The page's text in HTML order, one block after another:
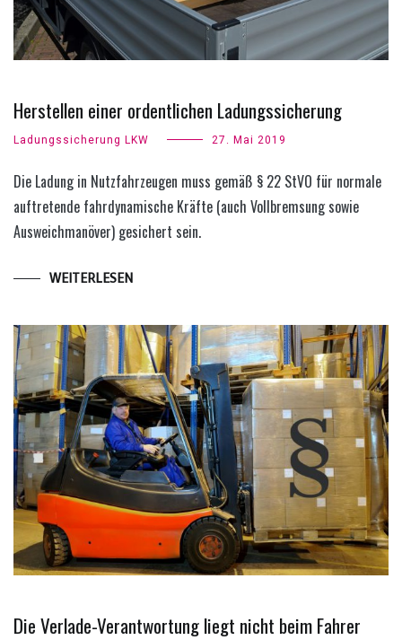
Herstellen einer ordentlichen Ladungssicherung
Ladungssicherung LKW 27. Mai 2019
Die Ladung in Nutzfahrzeugen muss gemäß § 22 StVO für normale
auftretende fahrdynamische Kräfte (auch Vollbremsung sowie
Ausweichmanöver) gesichert sein.
WEITERLESEN
Die Verlade-Verantwortung liegt nicht beim Fahrer